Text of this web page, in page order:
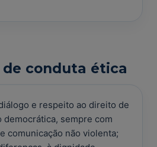
conduta ética
e respeito ao direito de
democrática, sempre com
comunicação não violenta;